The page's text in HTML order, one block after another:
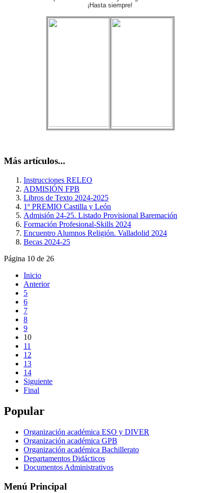
¡Hasta siempre!
Más artículos...
Instrucciones RELEO
ADMISIÓN FPB
Libros de Texto 2024-2025
1º PREMIO Castilla y León
Admisión 24-25. Listado Provisional Baremación
Formación Profesional-Skills 2024
Encuentro Alumnos Religión. Valladolid 2024
Becas 2024-25
Página 10 de 26
Inicio
Anterior
5
6
7
8
9
10
11
12
13
14
Siguiente
Final
Popular
Organización académica ESO y DIVER
Organización académica GPB
Organización académica Bachillerato
Departamentos Didácticos
Documentos Administrativos
Menú Principal